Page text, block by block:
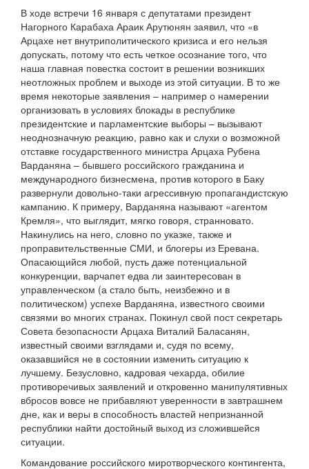
В ходе встречи 16 января с депутатами президент
Нагорного Карабаха Араик Арутюнян заявил, что «в
Арцахе нет внутриполитического кризиса и его нельзя
допускать, потому что есть четкое осознание того, что
наша главная повестка состоит в решении возникших
неотложных проблем и выходе из этой ситуации. В то же
время некоторые заявления – например о намерении
организовать в условиях блокады в республике
президентские и парламентские выборы – вызывают
неоднозначную реакцию, равно как и слухи о возможной
отставке государственного министра Арцаха Рубена
Варданяна – бывшего российского гражданина и
международного бизнесмена, против которого в Баку
развернули довольно-таки агрессивную пропагандистскую
кампанию. К примеру, Варданяна называют «агентом
Кремля», что выглядит, мягко говоря, странновато.
Накинулись на него, словно по указке, также и
проправительственные СМИ, и блогеры из Еревана.
Опасающийся любой, пусть даже потенциальной
конкуренции, варчапет едва ли заинтересован в
управленческом (а стало быть, неизбежно и в
политическом) успехе Варданяна, известного своими
связями во многих странах. Покинул свой пост секретарь
Совета безопасности Арцаха Виталий Баласанян,
известный своими взглядами и, судя по всему,
оказавшийся не в состоянии изменить ситуацию к
лучшему. Безусловно, кадровая чехарда, обилие
противоречивых заявлений и откровенно манипулятивных
вбросов вовсе не прибавляют уверенности в завтрашнем
дне, как и веры в способность властей непризнанной
республики найти достойный выход из сложившейся
ситуации.
Командование российского миротворческого контингента,